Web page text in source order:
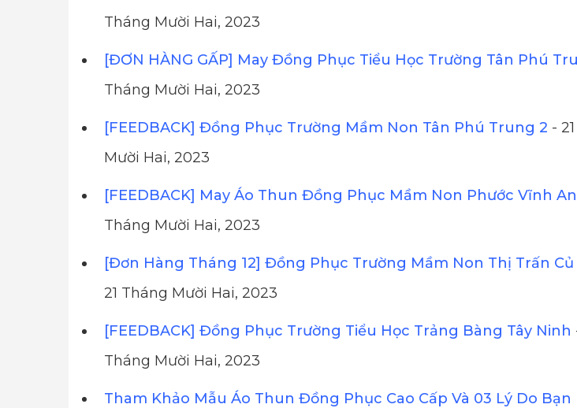
Tháng Mười Hai, 2023
[ĐƠN HÀNG GẤP] May Đồng Phục Tiểu Học Trường Tân Phú
Tháng Mười Hai, 2023
[FEEDBACK] Đồng Phục Trường Mầm Non Tân Phú Trung 2 -
Mười Hai, 2023
[FEEDBACK] May Áo Thun Đồng Phục Mầm Non Phước Vĩnh An
Tháng Mười Hai, 2023
[Đơn Hàng Tháng 12] Đồng Phục Trường Mầm Non Thị Trấn Củ
21 Tháng Mười Hai, 2023
[FEEDBACK] Đồng Phục Trường Tiểu Học Trảng Bàng Tây Ninh
Tháng Mười Hai, 2023
Tham Khảo Mẫu Áo Thun Đồng Phục Cao Cấp Và 03 Lý Do Bạn